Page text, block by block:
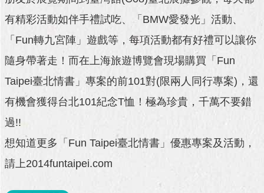
與
專
區
臺
北
旅
網
政
府
站
料
有精彩活動如伴手禮試吃、「BMW愛發光」活動、
「Fun轉九宮陣」遊戲等，每項活動都有好禮可以讓你
隨身帶著走！而在上海旅遊博覽會現場購買「Fun
Taipei臺北情書」專案的前101對(限兩人同行專案)，還
有機會獲得台北101紀念T恤！極為珍貴，千萬不要錯
過!!
想知道更多「Fun Taipei臺北情書」優惠專案及活動，
請上2014funtaipei.com